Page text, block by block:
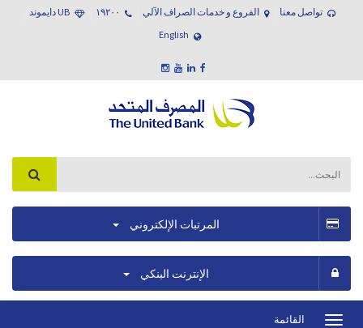
تواصل معنا الفروع و خدمات الصراف الآلي ١٩٢٠٠
UB دايموند
English
المرتبات الإلكتروني
الإنترنت البنكي
Toggle القائمة